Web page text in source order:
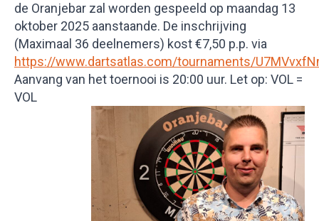
de Oranjebar zal worden gespeeld op maandag 13
oktober 2025 aanstaande. De inschrijving
(Maximaal 36 deelnemers) kost €7,50 p.p. via
https://www.dartsatlas.com/tournaments/
Aanvang van het toernooi is 20:00 uur. Let op: VOL =
VOL